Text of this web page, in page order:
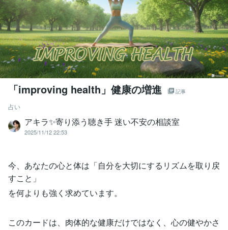
「improving health」健康の増進 記事
占い
アキラ✨寄り添う聴き手 迷い不安の相談室
2025/11/12 22:53
今、あなたの心と体は「自分を大切にするリズムを取り戻
すこと」
を何よりも強く求めています。
このカードは、肉体的な健康だけではなく、心の健やかさ